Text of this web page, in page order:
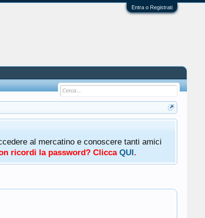
Entra o Registrati
al mercatino e conoscere tanti amici
ricordi la password? CliccaQUI.